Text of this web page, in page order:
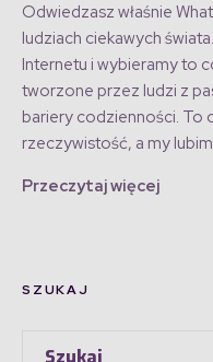
Odwiedzasz właśnie
ludziach ciekawych
Internetu i wybieramy to
tworzone przez ludzi z
bariery codzienności. To
rzeczywistość, a my
Przeczytaj więcej
SZUKAJ